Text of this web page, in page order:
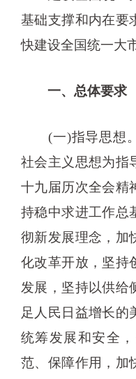
基础支撑和内在要
快建设全国统一大
一、总体要求
(一)指导思想。
社会主义思想为指
十九届历次全会精
持稳中求进工作总
彻新发展理念，加
化改革开放，坚持
发展，坚持以供给
足人民日益增长的
统筹发展和安全
范、保障作用，加